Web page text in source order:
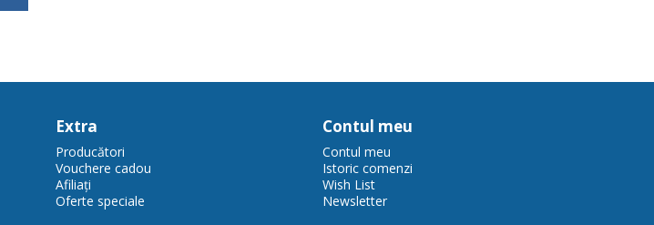
Extra
Producători
Vouchere cadou
Afiliaţi
Oferte speciale
Contul meu
Contul meu
Istoric comenzi
Wish List
Newsletter